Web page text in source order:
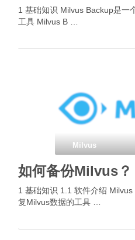
1 基础知识 Milvus Backup是一
工具 Milvus B …
Milvus
如何备份Milvus？
1 基础知识 1.1 软件介绍
复Milvus数据的工具 …